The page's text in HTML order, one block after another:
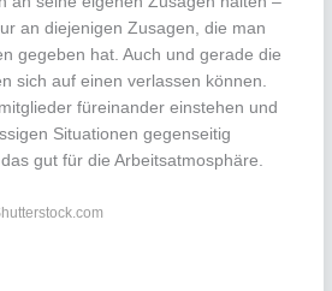
an diejenigen Zusagen, die man
gegeben hat. Auch und gerade die
sich auf einen verlassen können.
füreinander einstehen und
Situationen gegenseitig
gut für die Arbeitsatmosphäre.